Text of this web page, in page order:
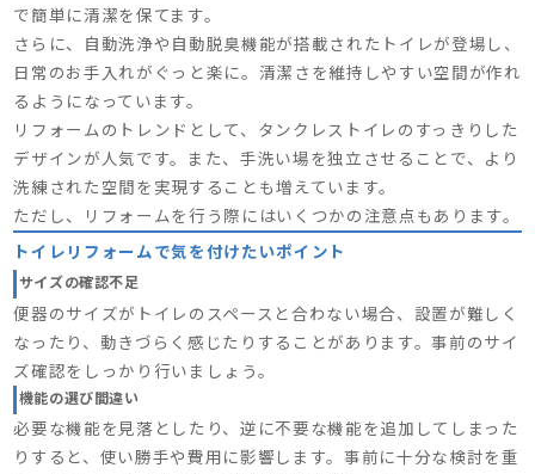
で簡単に清潔を保てます。
さらに、自動洗浄や自動脱臭機能が搭載されたトイレが登場し、
日常のお手入れがぐっと楽に。清潔さを維持しやすい空間が作れ
るようになっています。
リフォームのトレンドとして、タンクレストイレのすっきりした
デザインが人気です。また、手洗い場を独立させることで、より
洗練された空間を実現することも増えています。
ただし、リフォームを行う際にはいくつかの注意点もあります。
トイレリフォームで気を付けたいポイント
サイズの確認不足
便器のサイズがトイレのスペースと合わない場合、設置が難しく
なったり、動きづらく感じたりすることがあります。事前のサイ
ズ確認をしっかり行いましょう。
機能の選び間違い
必要な機能を見落としたり、逆に不要な機能を追加してしまった
りすると、使い勝手や費用に影響します。事前に十分な検討を重